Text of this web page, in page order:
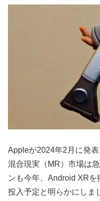
Appleが2024年2月に発
混合現実（MR）市場は
ンも今年、Android XR
投入予定と明らかにしま